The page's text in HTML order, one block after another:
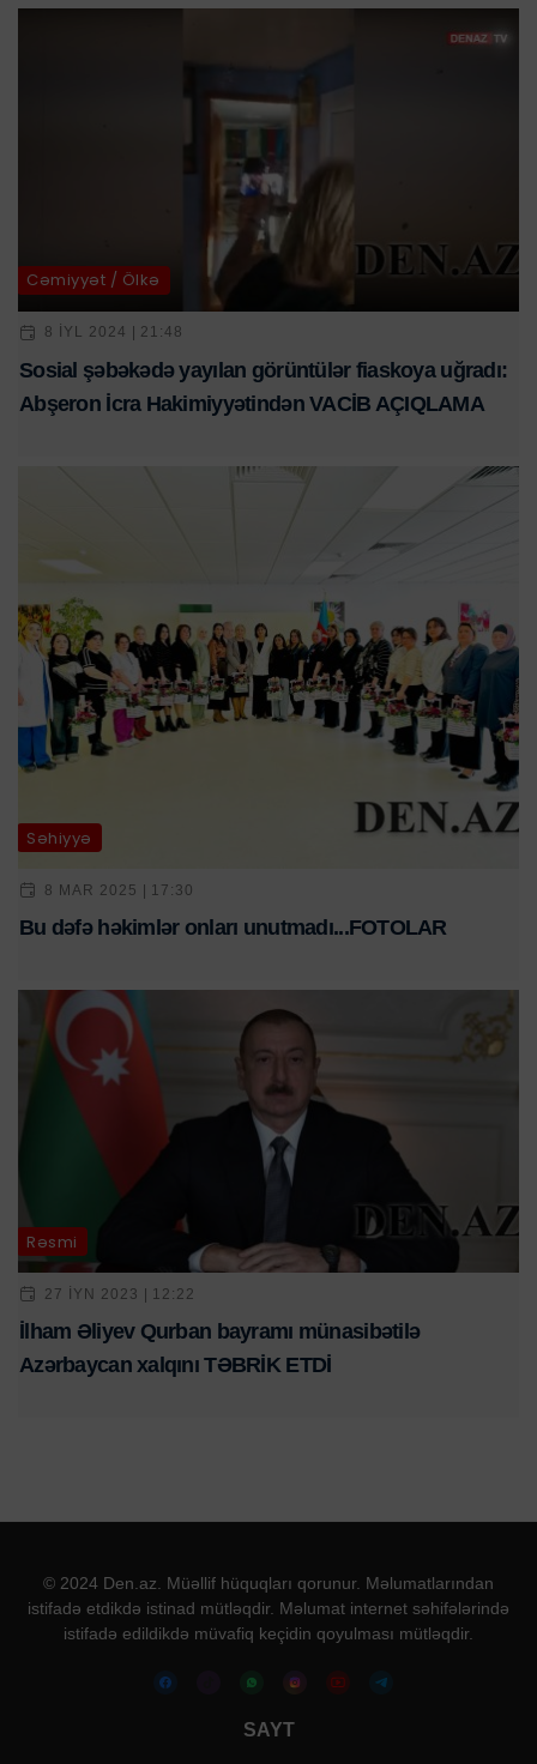
Cəmiyyət / Ölkə
8 IYL 2024 | 21:48
Sosial şəbəkədə yayılan görüntülər fiaskoya uğradı:
Abşeron İcra Hakimiyyətindən VACİB AÇIQLAMA
Səhiyyə
8 MAR 2025 | 17:30
Bu dəfə həkimlər onları unutmadı...FOTOLAR
Rəsmi
27 IYN 2023 | 12:22
İlham Əliyev Qurban bayramı münasibətilə
Azərbaycan xalqını TƏBRİK ETDİ
© 2024 Den.az. Müəllif hüquqları qorunur. Məlumatlarından
istifadə etdikdə istinad mütləqdir. Məlumat internet səhifələrində
istifadə edildikdə müvafiq keçidin qoyulması mütləqdir.
SAYT